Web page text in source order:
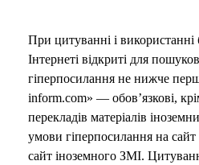
При цитуванні і використанні
Інтернеті відкриті для
гіперпосилання не нижче
inform.com» — обов’язкові,
перекладів матеріалів
умови гіперпосилання на
сайт іноземного ЗМІ.